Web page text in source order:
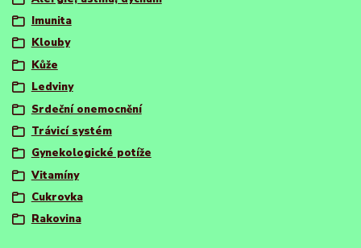
Imunita
Klouby
Kůže
Ledviny
Srdeční onemocnění
Trávicí systém
Gynekologické potíže
Vitamíny
Cukrovka
Rakovina